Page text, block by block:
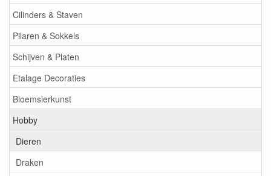
Cilinders & Staven
Pilaren & Sokkels
Schijven & Platen
Etalage Decoraties
Bloemsierkunst
Hobby
Dieren
Draken